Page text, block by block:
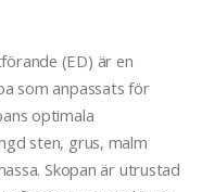
(ED) är en
som anpassats för
optimala
sten, grus, malm
Skopan är utrustad